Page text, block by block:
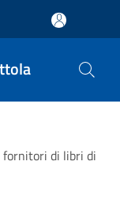
fornitori di libri di